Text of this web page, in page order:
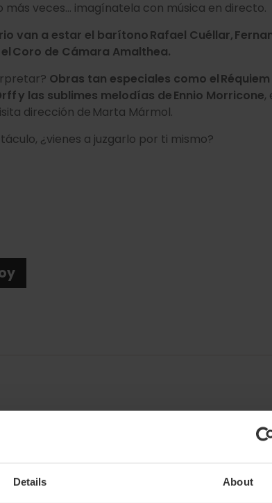
Details About
más veces… imagínatela con música en directo.
van a estar el barítono Rafael Cuéllar,
Coro de Cámara Amalthea.
Obras tan especiales como el
y las sublimes melodías de Ennio Morricone,
dirección de Marta Mármol.
¿vienes a juzgarlo por ti mismo?